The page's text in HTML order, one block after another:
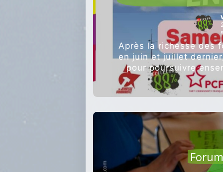
Après la richesse des
en juin et juillet
pour poursuivre
des